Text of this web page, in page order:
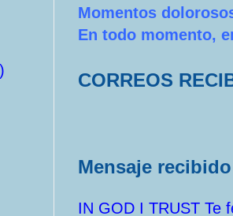
Momentos
En todo momento,
CORREOS
Mensaje
IN GOD I TRUST Te